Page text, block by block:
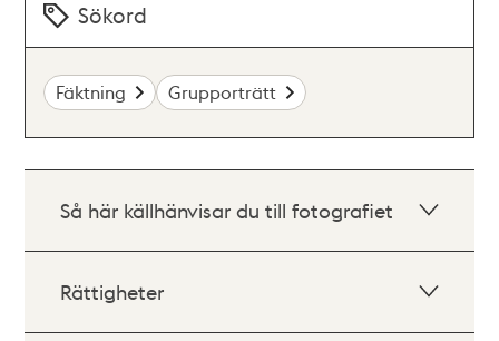
Sökord
Fäktning Grupporträtt
Så här källhänvisar du till fotografiet
Rättigheter